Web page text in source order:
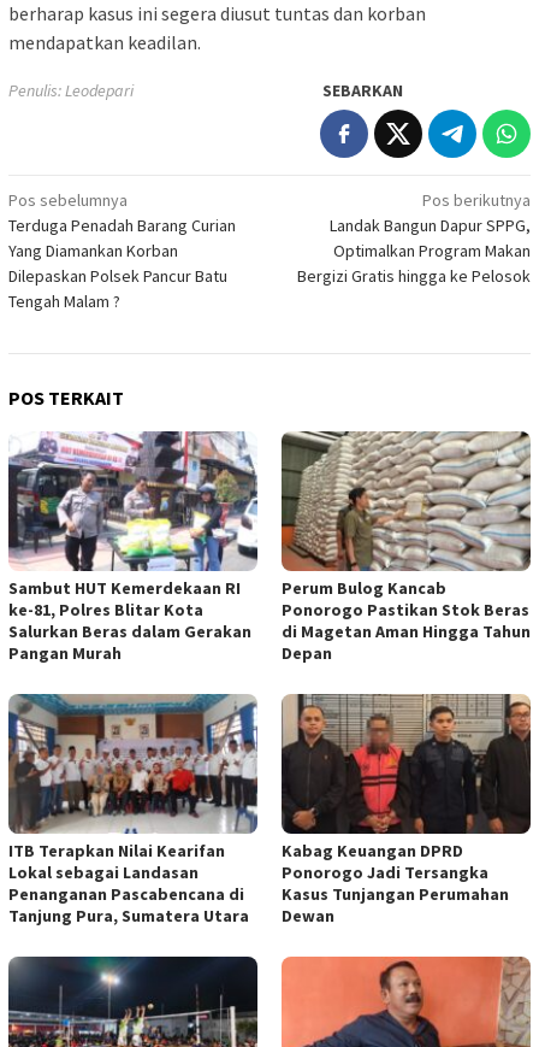
berharap kasus ini segera diusut tuntas dan korban
mendapatkan keadilan.
Penulis: Leodepari SEBARKAN
Navigasi
pos
Pos sebelumnya
Terduga Penadah Barang Curian
Yang Diamankan Korban
Dilepaskan Polsek Pancur Batu
Tengah Malam ?
Pos berikutnya
Landak Bangun Dapur SPPG,
Optimalkan Program Makan
Bergizi Gratis hingga ke Pelosok
POS TERKAIT
Sambut HUT Kemerdekaan RI
ke-81, Polres Blitar Kota
Salurkan Beras dalam Gerakan
Pangan Murah
Perum Bulog Kancab
Ponorogo Pastikan Stok Beras
di Magetan Aman Hingga Tahun
Depan
ITB Terapkan Nilai Kearifan
Lokal sebagai Landasan
Penanganan Pascabencana di
Tanjung Pura, Sumatera Utara
Kabag Keuangan DPRD
Ponorogo Jadi Tersangka
Kasus Tunjangan Perumahan
Dewan